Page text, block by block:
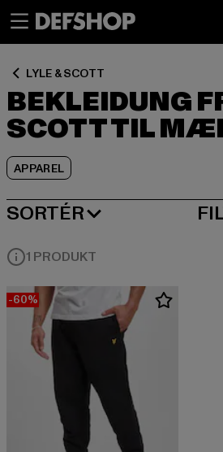
LYLE & SCOTT
BEKLEIDUNG
SCOTT TIL
APPAREL
SORTÉR
MEST POPULÆRE
1 PRODUKT
-60%